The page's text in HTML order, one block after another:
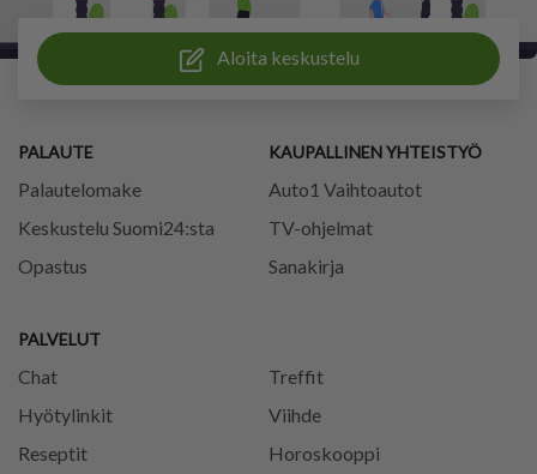
Aloita keskustelu
PALAUTE
Palautelomake
Keskustelu Suomi24:sta
Opastus
PALVELUT
Chat
Treffit
Hyötylinkit
Viihde
Reseptit
Horoskooppi
KAUPALLINEN YHTEISTYÖ
Auto1 Vaihtoautot
TV-ohjelmat
Sanakirja